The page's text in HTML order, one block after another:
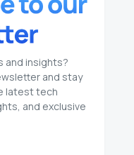
and insights?
and stay
latest tech
and exclusive